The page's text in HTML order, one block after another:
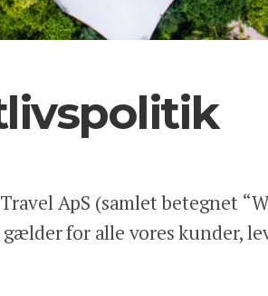
ApS (samlet betegnet
for alle vores kunder,